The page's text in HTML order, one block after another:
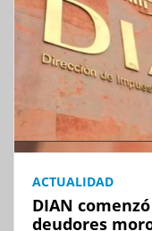
ACTUALIDAD
DIAN
deudores